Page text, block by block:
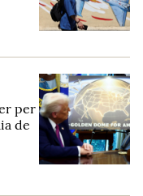
per
de